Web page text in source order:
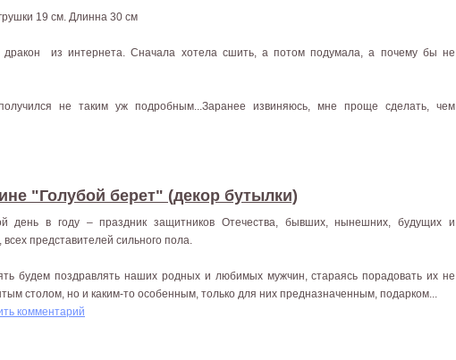
19 см. Длинна 30 см
дракон из интернета. Сначала хотела сшить, а потом подумала, а почему бы не
не таким уж подробным...Заранее извиняюсь, мне проще сделать, чем
"Голубой берет" (декор бутылки)
день в году – праздник защитников Отечества, бывших, нынешних, будущих и
представителей сильного пола.
будем поздравлять наших родных и любимых мужчин, стараясь порадовать их не
столом, но и каким-то особенным, только для них предназначенным, подарком...
комментарий